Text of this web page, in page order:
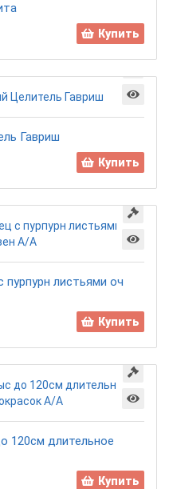
Купить
Гавриш
Купить
пурпурн листьями оч
Купить
120см длительное
Купить